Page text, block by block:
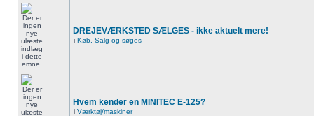
DREJEVÆRKSTED SÆLGES - ikke aktuelt mere!
i Køb, Salg og søges
Hvem kender en MINITEC E-125?
i Værktøj/maskiner